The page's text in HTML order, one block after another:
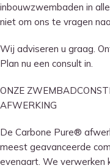
inbouwzwembaden in
niet om ons te vragen
Wij adviseren u graag.
Plan nu een consult in.
ONZE
AFWERKING
De Carbone Pure®
meest geavanceerde
evenaart. We verwerken